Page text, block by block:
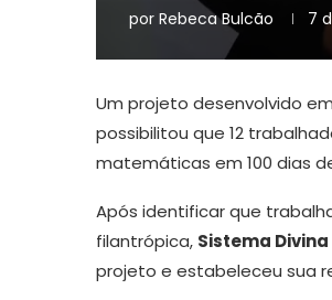
por Rebeca Bulcão 7
Um projeto desenvolvido
possibilitou que 12
matemáticas em 100 dias
Após identificar que
filantrópica, Sistema
projeto e estabeleceu sua